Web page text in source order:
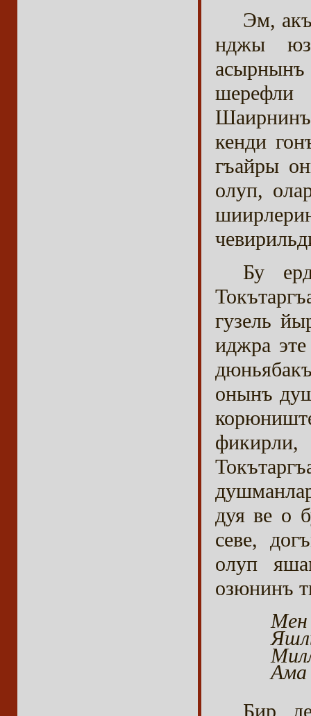
Эм,
нджы
шерефли
кенди
гъайры
олуп,
Бу
гузель
иджра
онынъ
дуя ве о
севе,
олуп
озюнинъ
Мен
Ама
Бир